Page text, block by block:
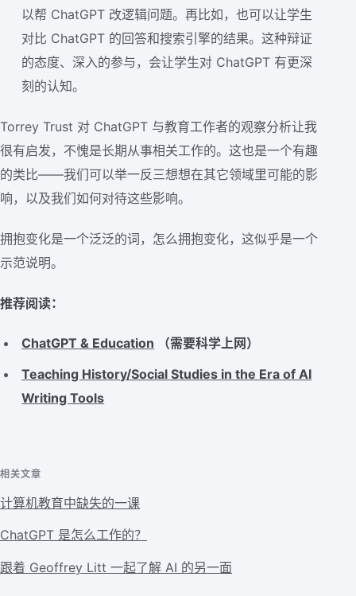
以帮 ChatGPT 改逻辑问题。再比如，也可以让学生
对比 ChatGPT 的回答和搜索引擎的结果。这种辩证
的态度、深入的参与，会让学生对 ChatGPT 有更深
刻的认知。
Torrey Trust 对 ChatGPT 与教育工作者的观察分析让我
很有启发，不愧是长期从事相关工作的。这也是一个有趣
的类比——我们可以举一反三想想在其它领域里可能的影
响，以及我们如何对待这些影响。
拥抱变化是一个泛泛的词，怎么拥抱变化，这似乎是一个
示范说明。
推荐阅读：
ChatGPT & Education （需要科学上网）
Teaching History/Social Studies in the Era of AI
Writing Tools
相关文章
计算机教育中缺失的一课
ChatGPT 是怎么工作的？
跟着 Geoffrey Litt 一起了解 AI 的另一面